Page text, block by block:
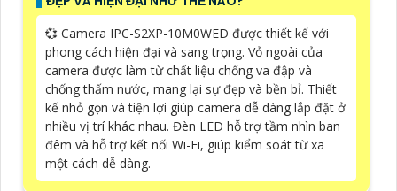
💞 Camera IPC-S2XP-10M0WED được thiết kế với
phong cách hiện đại và sang trọng. Vỏ ngoài của
camera được làm từ chất liệu chống va đập và
chống thấm nước, mang lại sự đẹp và bền bỉ. Thiết
kế nhỏ gọn và tiện lợi giúp camera dễ dàng lắp đặt ở
nhiều vị trí khác nhau. Đèn LED hỗ trợ tầm nhìn ban
đêm và hỗ trợ kết nối Wi-Fi, giúp kiểm soát từ xa
một cách dễ dàng.